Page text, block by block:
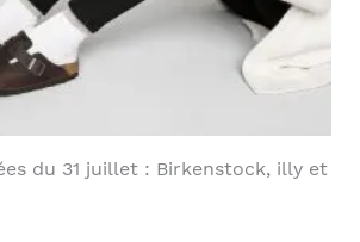
du 31 juillet : Birkenstock, illy et